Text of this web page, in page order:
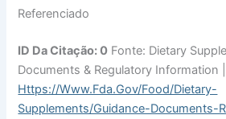
Referenciado
ID Da Citação: 0 Fonte: Dietary
Documents & Regulatory Information
Https://www.fda.gov/food/dietary-
Supplements/guidance-Documents-